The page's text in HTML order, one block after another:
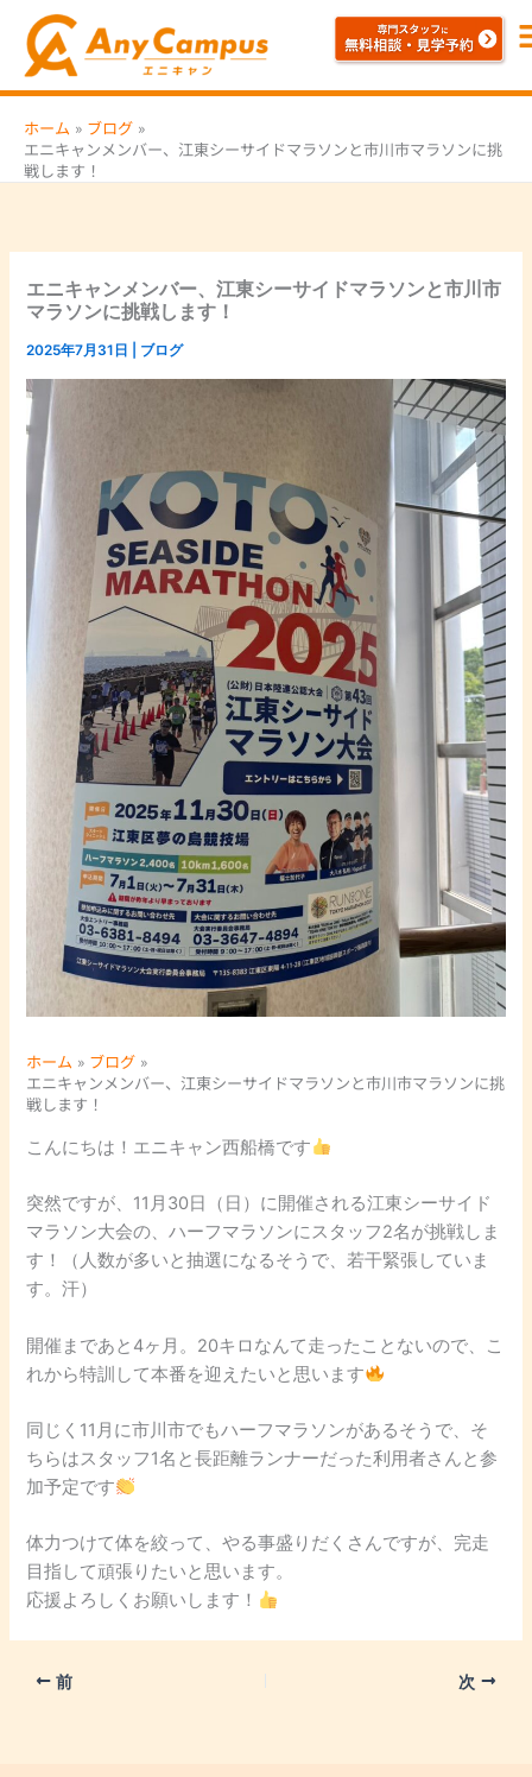
ス
プ
ホーム
ブログ
エニキャンメンバー、江東シーサイドマラソンと市川市マラソンに挑
戦します！
エニキャンメンバー、江東シーサイドマラソンと市川市
マラソンに挑戦します！
2025年7月31日 ブログ
ホーム
ブログ
エニキャンメンバー、江東シーサイドマラソンと市川市マラソンに挑
戦します！
こんにちは！エニキャン西船橋です
突然ですが、11月30日（日）に開催される江東シーサイド
マラソン大会の、ハーフマラソンにスタッフ2名が挑戦しま
す！（人数が多いと抽選になるそうで、若干緊張していま
す。汗）
開催まであと4ヶ月。20キロなんて走ったことないので、こ
れから特訓して本番を迎えたいと思います
同じく11月に市川市でもハーフマラソンがあるそうで、そ
ちらはスタッフ1名と長距離ランナーだった利用者さんと参
加予定です
体力つけて体を絞って、やる事盛りだくさんですが、完走
目指して頑張りたいと思います。
応援よろしくお願いします！
前 次